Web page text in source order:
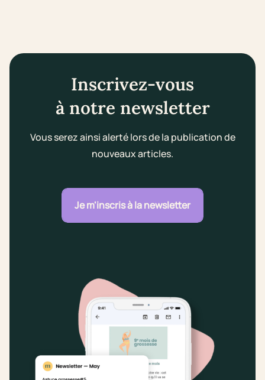
Inscrivez-vous
à notre newsletter
Vous serez ainsi alerté lors de la publication de
nouveaux articles.
Je m'inscris à la newsletter